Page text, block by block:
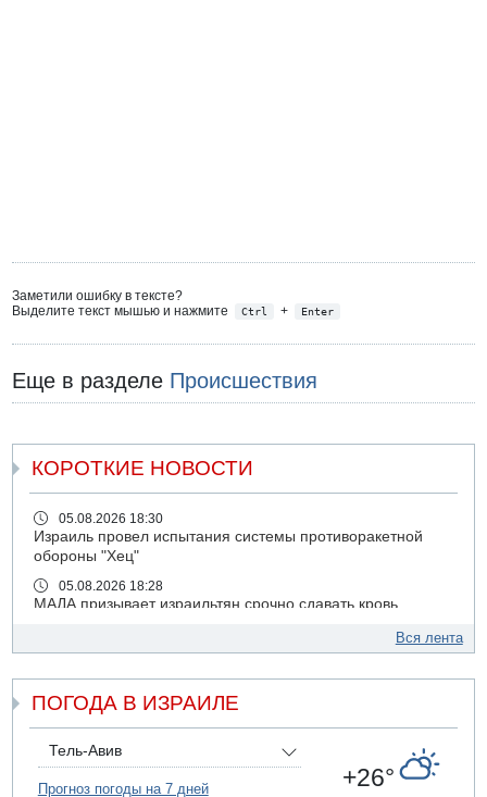
Заметили ошибку в тексте?
Выделите текст мышью и нажмите
Ctrl + Enter
Еще в разделе Происшествия
КОРОТКИЕ НОВОСТИ
05.08.2026 18:30
Израиль провел испытания системы противоракетной
обороны "Хец"
05.08.2026 18:28
МАДА призывает израильтян срочно сдавать кровь
Бывший посол Израиля в ООН Гилад Эрдан объявит в
05.08.2026 13:49
На севере Израиля на берег выбросило тело
05.08.2026 13:32
В России горят новые склады
Вся лента
ПОГОДА В ИЗРАИЛЕ
Тель-Авив
Прогноз погоды на 7 дней +26°